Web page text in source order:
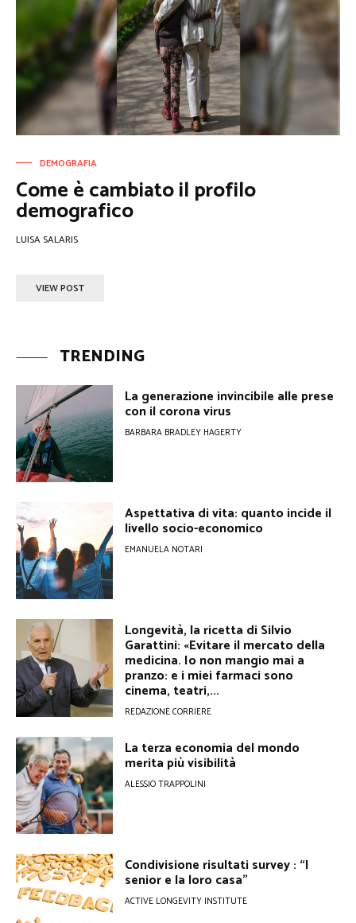
DEMOGRAFIA
Come è cambiato il profilo
demografico
LUISA SALARIS
VIEW POST
TRENDING
La generazione invincibile alle prese
con il corona virus
BARBARA BRADLEY HAGERTY
Aspettativa di vita: quanto incide il
livello socio-economico
EMANUELA NOTARI
Longevità, la ricetta di Silvio
Garattini: «Evitare il mercato della
medicina. Io non mangio mai a
pranzo: e i miei farmaci sono
cinema, teatri,...
REDAZIONE CORRIERE
La terza economia del mondo
merita più visibilità
ALESSIO TRAPPOLINI
Condivisione risultati survey : “I
senior e la loro casa”
ACTIVE LONGEVITY INSTITUTE